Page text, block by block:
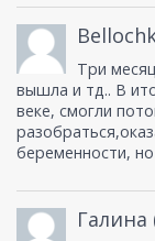
Три
вышла и тд.. В
веке, смогли
беременности,
Галина